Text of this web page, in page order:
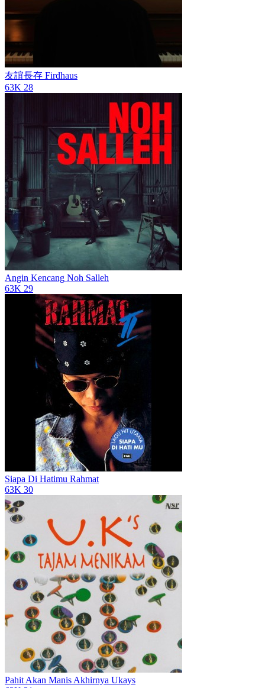
友誼長存 Firdhaus
63K 28
Angin Kencang Noh Salleh
63K 29
Siapa Di Hatimu Rahmat
63K 30
Pahit Akan Manis Akhirnya Ukays